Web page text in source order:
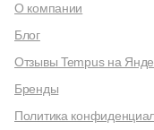
О компании
Блог
Отзывы Tempus на
Бренды
Политика